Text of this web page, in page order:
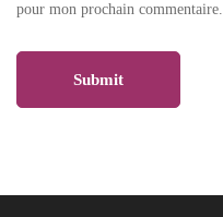
pour mon prochain commentaire.